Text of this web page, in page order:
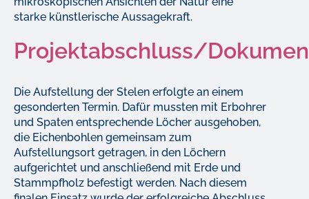
starke künstlerische Aussagekraft.
Projektabschluss/
Die Aufstellung der Stelen erfolgte an einem
gesonderten Termin. Dafür mussten mit Erbohrer
und Spaten entsprechende Löcher ausgehoben,
die Eichenbohlen gemeinsam zum
Aufstellungsort getragen, in den Löchern
aufgerichtet und anschließend mit Erde und
Stammpfholz befestigt werden. Nach diesem